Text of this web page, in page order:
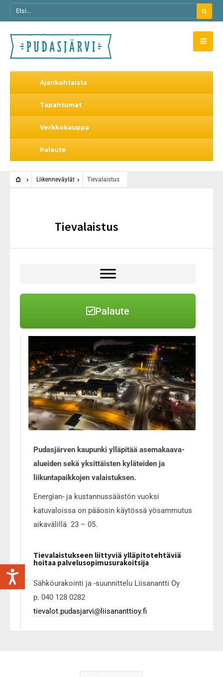
Ajankohtaista
Tapahtumat
Verkkokauppa
Palaute
Liikenneväylät Tievalaistus
Tievalaistus
Palaute
Pudasjärven kaupunki ylläpitää asemakaava-
alueiden sekä yksittäisten kyläteiden ja
liikuntapaikkojen valaistuksen.
Energian- ja kustannussäästön vuoksi
katuvaloissa on pääosin käytössä yösammutus
aikavälillä 23 – 05.
Tievalaistukseen liittyviä ylläpitotehtäviä
hoitaa palvelusopimusurakoitsija
Sähköurakointi ja -suunnittelu Liisanantti Oy
p. 040 128 0282
tievalot.pudasjarvi@liisananttioy.fi